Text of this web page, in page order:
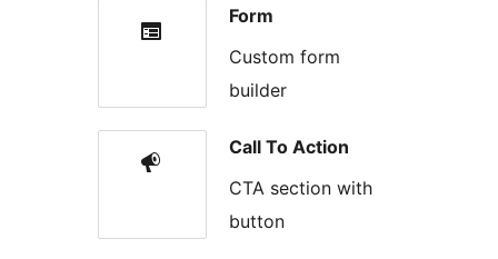
Form
Custom form
builder
Call To Action
CTA section with
button